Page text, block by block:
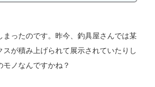
まったのです。昨今、釣具屋さんでは某
スが積み上げられて展示されていたりし
ノなんですかね？